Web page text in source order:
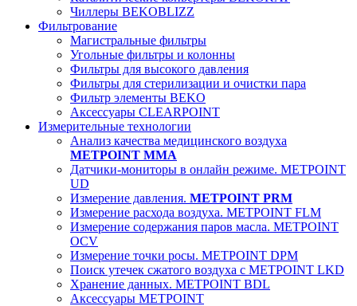
Чиллеры BEKOBLIZZ
Фильтрование
Магистральные фильтры
Угольные фильтры и колонны
Фильтры для высокого давления
Фильтры для стерилизации и очистки пара
Фильтр элементы BEKO
Аксессуары CLEARPOINT
Измерительные технологии
Анализ качества медицинского воздуха
METPOINT MMA
Датчики-мониторы в онлайн режиме. METPOINT
UD
Измерение давления. METPOINT PRM
Измерение расхода воздуха. METPOINT FLM
Измерение содержания паров масла. METPOINT
OCV
Измерение точки росы. METPOINT DPM
Поиск утечек сжатого воздуха с METPOINT LKD
Хранение данных. METPOINT BDL
Аксессуары METPOINT